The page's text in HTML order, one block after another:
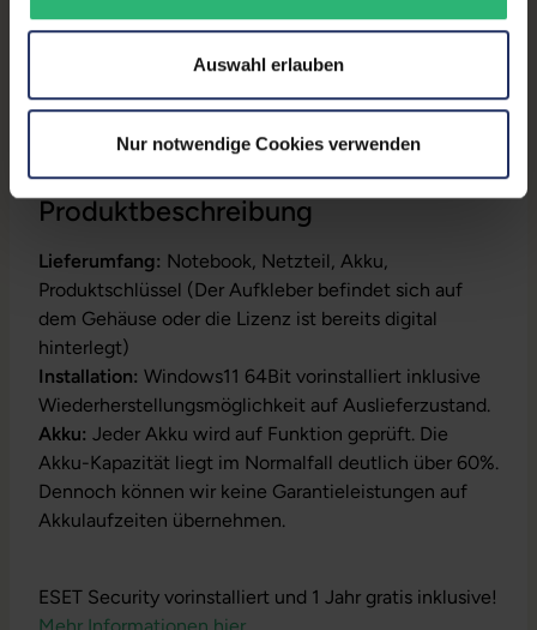
Auswahl erlauben
Nur notwendige Cookies verwenden
Produktbeschreibung
Lieferumfang: Notebook, Netzteil, Akku,
Produktschlüssel (Der Aufkleber befindet sich auf
dem Gehäuse oder die Lizenz ist bereits digital
hinterlegt)
Installation: Windows11 64Bit vorinstalliert inklusive
Wiederherstellungsmöglichkeit auf Auslieferzustand.
Akku: Jeder Akku wird auf Funktion geprüft. Die
Akku-Kapazität liegt im Normalfall deutlich über 60%.
Dennoch können wir keine Garantieleistungen auf
Akkulaufzeiten übernehmen.
ESET Security vorinstalliert und 1 Jahr gratis inklusive!
224 x 327,5 x 16 mm
Gewicht: 1,28 kg